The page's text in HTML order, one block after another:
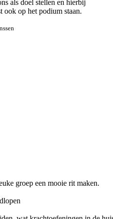
als doel stellen en hierbij
ook op het podium staan.
groep een mooie rit maken.